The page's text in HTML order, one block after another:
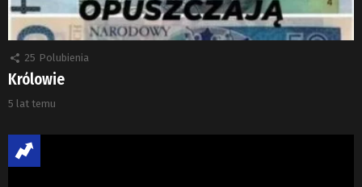
25 Polubienia
Królowie
5 lat temu